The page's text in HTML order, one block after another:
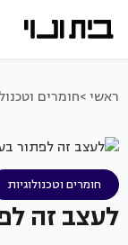
ראשי >חומרים
חומרים וטכנולוגיות
לעצב זה